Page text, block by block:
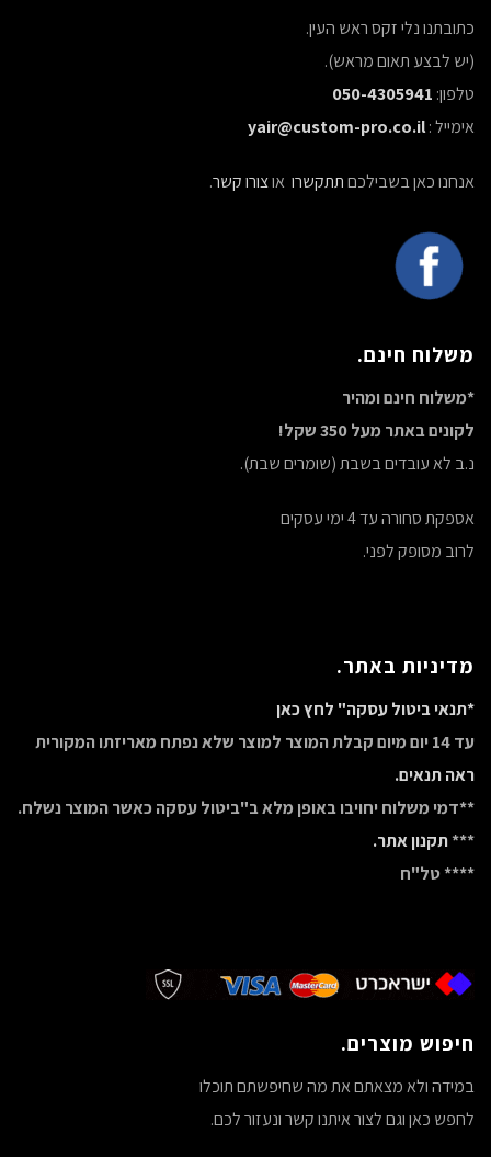
כתובתנו נלי זקס ראש העין.
(יש לבצע תאום מראש).
טלפון: 050-4305941
אימייל :yair@custom-pro.co.il
אנחנו כאן בשבילכםתתקשרו אוצורו קשר.
משלוח חינם.
*משלוח חינם ומהיר
לקונים באתר מעל 350 שקל!
נ.ב לא עובדים בשבת (שומרים שבת).
אספקת סחורה עד 4 ימי עסקים
לרוב מסופק לפני.
מדיניות באתר.
*תנאי ביטול עסקה" לחץ כאן
עד 14 יום מיום קבלת המוצר למוצר שלא נפתח מאריזתו המקורית
ראה תנאים.
**דמי משלוח יחויבו באופן מלא ב"ביטול עסקה כאשר המוצר נשלח.
***תקנון אתר.
**** טל"ח
חיפוש מוצרים.
במידה ולא מצאתם את מה שחיפשתם תוכלו
לחפש כאן וגם לצור איתנו קשר ונעזור לכם.